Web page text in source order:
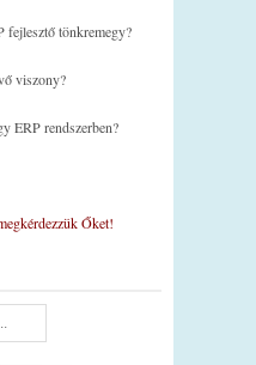
fejlesztő tönkremegy?
viszony?
ERP rendszerben?
Őket!